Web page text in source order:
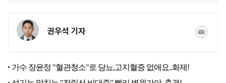
권우석 기자